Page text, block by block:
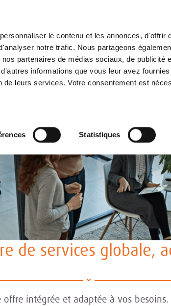
le contenu et les annonces, d'offrir
notre trafic. Nous partageons
partenaires de médias sociaux, de publicité
informations que vous leur avez
leurs services. Votre consentement est
Statistiques
A PROPOS NOS SERVICES
de services globale,
offre intégrée et adaptée à vos besoins.